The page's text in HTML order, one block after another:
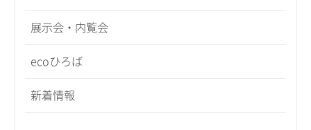
展示会・内覧会
ecoひろば
新着情報